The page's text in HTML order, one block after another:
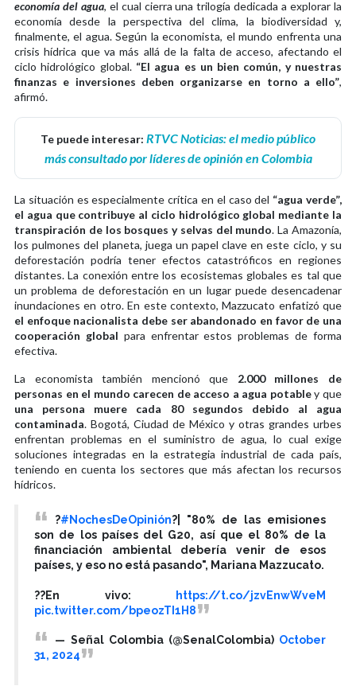
economía del agua, el cual cierra una trilogía dedicada a explorar la
economía desde la perspectiva del clima, la biodiversidad y,
finalmente, el agua. Según la economista, el mundo enfrenta una
crisis hídrica que va más allá de la falta de acceso, afectando el
ciclo hidrológico global. “El agua es un bien común, y nuestras
finanzas e inversiones deben organizarse en torno a ello”,
afirmó.
Te puede interesar: RTVC Noticias: el medio público
más consultado por líderes de opinión en Colombia
La situación es especialmente crítica en el caso del “agua verde”,
el agua que contribuye al ciclo hidrológico global mediante la
transpiración de los bosques y selvas del mundo. La Amazonía,
los pulmones del planeta, juega un papel clave en este ciclo, y su
deforestación podría tener efectos catastróficos en regiones
distantes. La conexión entre los ecosistemas globales es tal que
un problema de deforestación en un lugar puede desencadenar
inundaciones en otro. En este contexto, Mazzucato enfatizó que
el enfoque nacionalista debe ser abandonado en favor de una
cooperación global para enfrentar estos problemas de forma
efectiva.
La economista también mencionó que 2.000 millones de
personas en el mundo carecen de acceso a agua potabley que
una persona muere cada 80 segundos debido al agua
contaminada. Bogotá, Ciudad de México y otras grandes urbes
enfrentan problemas en el suministro de agua, lo cual exige
soluciones integradas en la estrategia industrial de cada país,
teniendo en cuenta los sectores que más afectan los recursos
hídricos.
?️#NochesDeOpinión?️| "80% de las emisiones
son de los países del G20, así que el 80% de la
financiación ambiental debería venir de esos
países, y eso no está pasando", Mariana Mazzucato.
??En vivo:
https://t.co/jzvEnwWveM
pic.twitter.com/bpeozTI1H8
— Señal Colombia (@SenalColombia) October
31, 2024